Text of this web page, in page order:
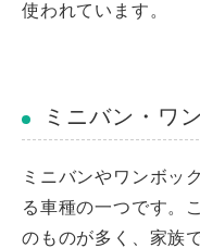
使われています。
ミニバン・ワ
ミニバンやワンボッ
る車種の一つです。
のものが多く、家族